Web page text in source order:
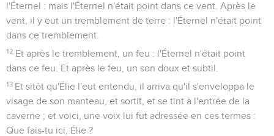
l'Éternel : mais l'Éternel n'était point dans ce vent. Après le
vent, il y eut un tremblement de terre : l'Éternel n'était point
dans ce tremblement.
12 Et après le tremblement, un feu : l'Éternel n'était point
dans ce feu. Et après le feu, un son doux et subtil.
13 Et sitôt qu'Élie l'eut entendu, il arriva qu'il s'enveloppa le
visage de son manteau, et sortit, et se tint à l'entrée de la
caverne ; et voici, une voix lui fut adressée en ces termes :
Que fais-tu ici, Élie ?